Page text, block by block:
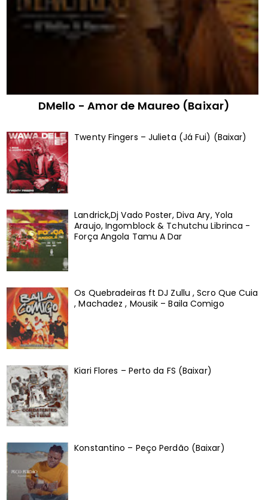
DMello - Amor de Maureo (Baixar)
Twenty Fingers – Julieta (Já Fui) (Baixar)
Landrick,Dj Vado Poster, Diva Ary, Yola
Araujo, Ingomblock & Tchutchu Librinca -
Força Angola Tamu A Dar
Os Quebradeiras ft DJ Zullu , Scro Que Cuia
, Machadez , Mousik – Baila Comigo
Kiari Flores – Perto da FS (Baixar)
Konstantino – Peço Perdão (Baixar)